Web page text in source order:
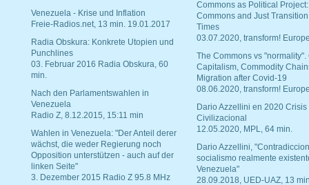
Venezuela - Krise und Inflation
Freie-Radios.net, 13 min. 19.01.2017
Radia Obskura: Konkrete Utopien und
Punchlines
03. Februar 2016 Radia Obskura, 60
min.
Nach den Parlamentswahlen in
Venezuela
Radio Z, 8.12.2015, 15:11 min
Wahlen in Venezuela: "Der Anteil derer
wächst, die weder Regierung noch
Opposition unterstützen - auch auf der
linken Seite"
3. Dezember 2015 Radio Z 95.8 MHz
Commons as Political Project:
Commons and Just
Times
03.07.2020, transform!
The Commons vs "normality".
Capitalism, Commodity
Migration after Covid-19
08.06.2020, transform!
Dario Azzellini en 2020 Crisis
Civilizacional
12.05.2020, MPL, 64 min.
Dario Azzellini,
socialismo realmente
Venezuela"
28.09.2018, UED-UAZ, 13